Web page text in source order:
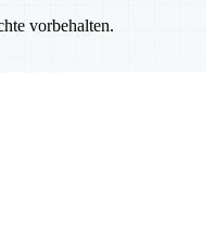
vorbehalten.